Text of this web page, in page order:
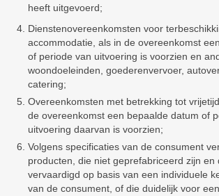
heeft uitgevoerd;
Dienstenovereenkomsten voor
accommodatie, als in de overeenkomst
of periode van uitvoering is voorzien en
woondoeleinden, goederenvervoer,
catering;
Overeenkomsten met betrekking tot
de overeenkomst een bepaalde datum of
uitvoering daarvan is voorzien;
Volgens specificaties van de consument
producten, die niet geprefabriceerd zijn en
vervaardigd op basis van een individuele
van de consument, of die duidelijk voor